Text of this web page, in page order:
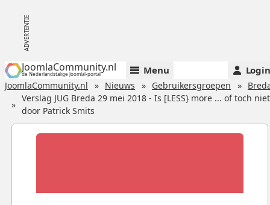
JoomlaCommunity.nl
de Nederlandstalige Joomla!-portal Menu Login
JoomlaCommunity.nl Nieuws Gebruikersgroepen
Verslag JUG Breda 29 mei 2018 - Is [LESS} more ... of toch niet
door Patrick Smits